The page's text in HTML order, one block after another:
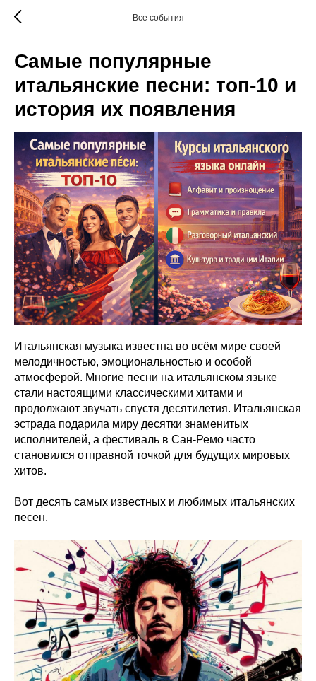
Все события
Самые популярные
итальянские песни: топ-10 и
история их появления
Итальянская музыка известна во всём мире своей
мелодичностью, эмоциональностью и особой
атмосферой. Многие песни на итальянском языке
стали настоящими классическими хитами и
продолжают звучать спустя десятилетия. Итальянская
эстрада подарила миру десятки знаменитых
исполнителей, а фестиваль в Сан-Ремо часто
становился отправной точкой для будущих мировых
хитов.
Вот десять самых известных и любимых итальянских
песен.